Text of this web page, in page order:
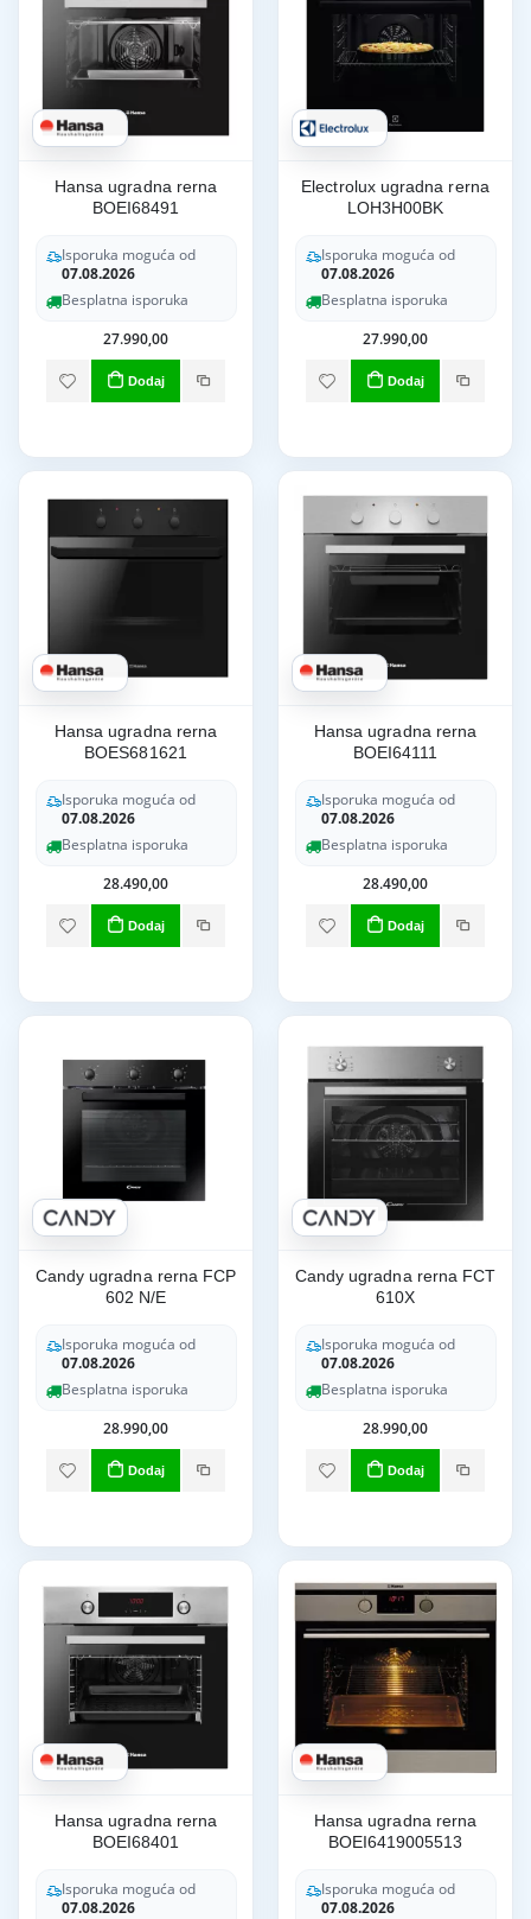
Hansa ugradna rerna
BOEI68491
Isporuka moguća od
07.08.2026
Besplatna isporuka
27.990,00
Dodaj
Electrolux ugradna rerna
LOH3H00BK
Isporuka moguća od
07.08.2026
Besplatna isporuka
27.990,00
Dodaj
Hansa ugradna rerna
BOES681621
Isporuka moguća od
07.08.2026
Besplatna isporuka
28.490,00
Dodaj
Hansa ugradna rerna
BOEI64111
Isporuka moguća od
07.08.2026
Besplatna isporuka
28.490,00
Dodaj
Candy ugradna rerna FCP
602 N/E
Isporuka moguća od
07.08.2026
Besplatna isporuka
28.990,00
Dodaj
Candy ugradna rerna FCT
610X
Isporuka moguća od
07.08.2026
Besplatna isporuka
28.990,00
Dodaj
Hansa ugradna rerna
BOEI68401
Isporuka moguća od
07.08.2026
Hansa ugradna rerna
BOEI6419005513
Isporuka moguća od
07.08.2026